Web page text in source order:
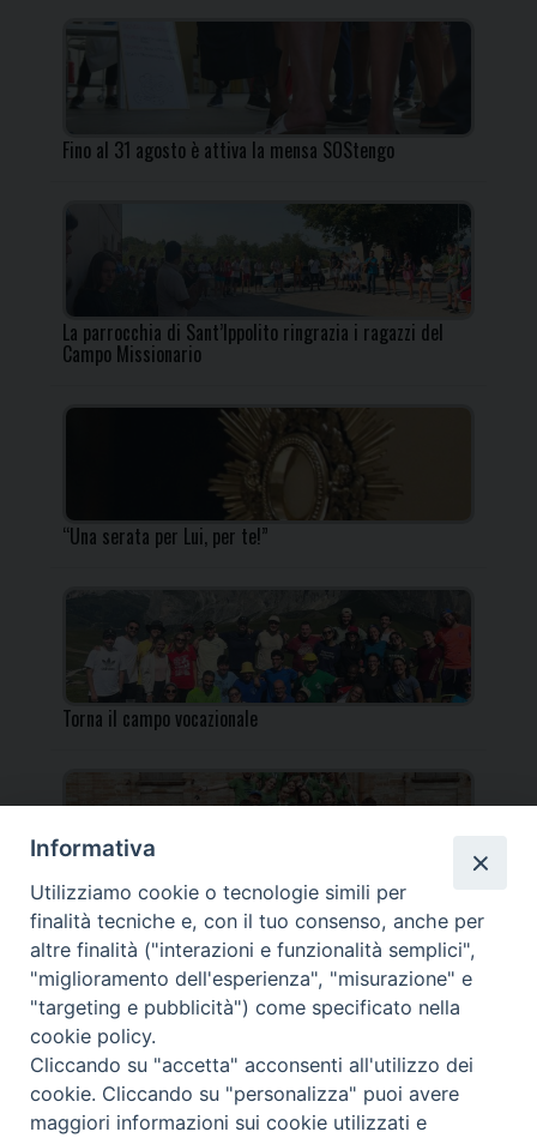
Fino al 31 agosto è attiva la mensa SOStengo
La parrocchia di Sant’Ippolito ringrazia i ragazzi del
Campo Missionario
“Una serata per Lui, per te!”
Torna il campo vocazionale
Torna il Campo Missionario Diocesano
_____________________________________________________
_____________________________
DIOCESI DI FANO FOSSOMBRONE CAGLI PERGOLA | Via Roma,
Informativa
Utilizziamo cookie o tecnologie simili per
finalità tecniche e, con il tuo consenso, anche per
altre finalità ("interazioni e funzionalità semplici",
"miglioramento dell'esperienza", "misurazione" e
"targeting e pubblicità") come specificato nella
cookie policy.
Cliccando su "accetta" acconsenti all'utilizzo dei
cookie. Cliccando su "personalizza" puoi avere
maggiori informazioni sui cookie utilizzati e